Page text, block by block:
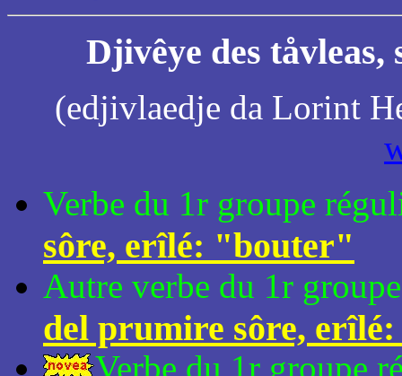
Djivêye des tåvleas,
(edjivlaedje da Lorint
Verbe du 1r groupe
sôre, erîlé: "bouter"
Autre verbe du 1r
del prumire sôre,
Verbe du 1r groupe